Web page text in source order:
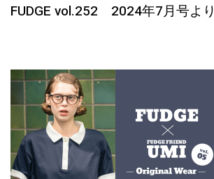
FUDGE vol.252 2024年7月号より